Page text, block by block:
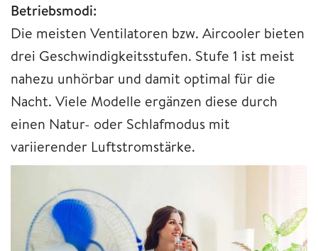
Betriebsmodi:
Die meisten Ventilatoren bzw. Aircooler bieten
drei Geschwindigkeitsstufen. Stufe 1 ist meist
nahezu unhörbar und damit optimal für die
Nacht. Viele Modelle ergänzen diese durch
einen Natur- oder Schlafmodus mit
variierender Luftstromstärke.